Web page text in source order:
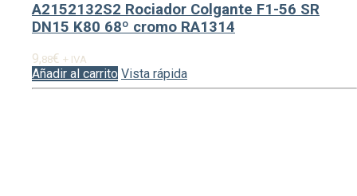
A2152132S2 Rociador Colgante F1-56 SR
DN15 K80 68º cromo RA1314
9,88€ + IVA
Añadir al carrito Vista rápida